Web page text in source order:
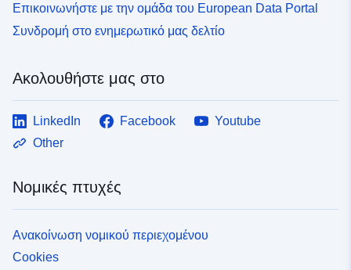
Επικοινωνήστε με την ομάδα του European Data Portal
Συνδρομή στο ενημερωτικό μας δελτίο
Ακολουθήστε μας στο
LinkedIn Facebook
Youtube
Other
Νομικές πτυχές
Ανακοίνωση νομικού περιεχομένου
Cookies